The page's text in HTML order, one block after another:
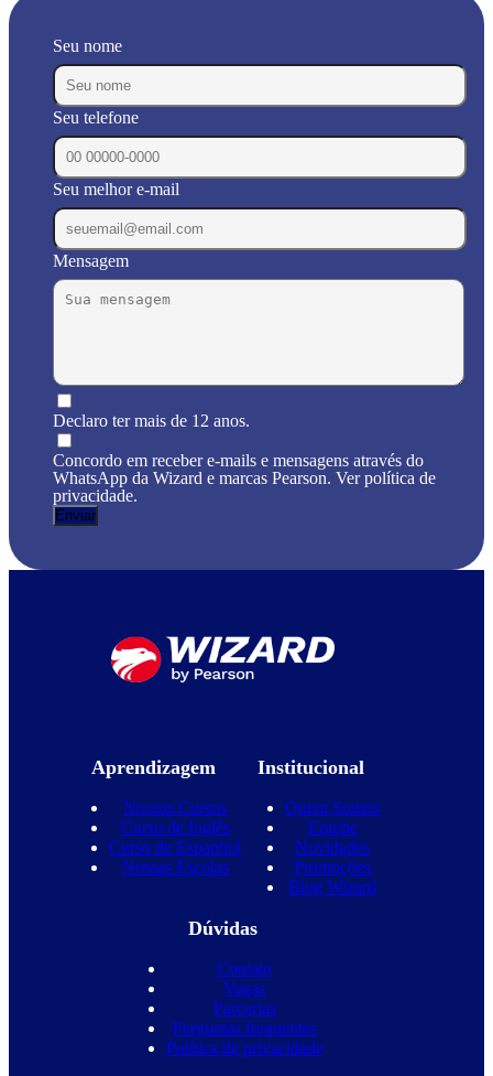
Seu nome
Seu telefone
Seu melhor e-mail
Mensagem
Declaro ter mais de 12 anos.
Concordo em receber e-mails e mensagens através do
WhatsApp da Wizard e marcas Pearson. Ver política de
privacidade.
Aprendizagem
Nossos Cursos
Curso de Inglês
Curso de Espanhol
Nossas Escolas
Institucional
Quem Somos
Equipe
Novidades
Promoções
Blog Wizard
Dúvidas
Contato
Vagas
Parcerias
Perguntas frequentes
Política de privacidade